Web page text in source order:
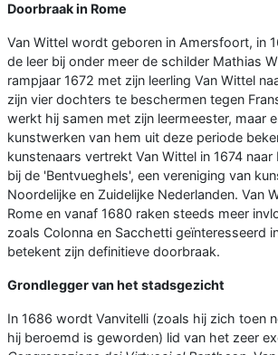
Doorbraak in Rome
Van Wittel wordt geboren in Amersfoort, in
de leer bij onder meer de schilder Mathias
rampjaar 1672 met zijn leerling Van Wittel
zijn vier dochters te beschermen tegen
werkt hij samen met zijn leermeester, maar
kunstwerken van hem uit deze periode
kunstenaars vertrekt Van Wittel in 1674
bij de 'Bentvueghels', een vereniging van
Noordelijke en Zuidelijke Nederlanden. Van
Rome en vanaf 1680 raken steeds meer
zoals Colonna en Sacchetti geïnteresseerd
betekent zijn definitieve doorbraak.
Grondlegger van het stadsgezicht
In 1686 wordt Vanvitelli (zoals hij zich toen
hij beroemd is geworden) lid van het zeer